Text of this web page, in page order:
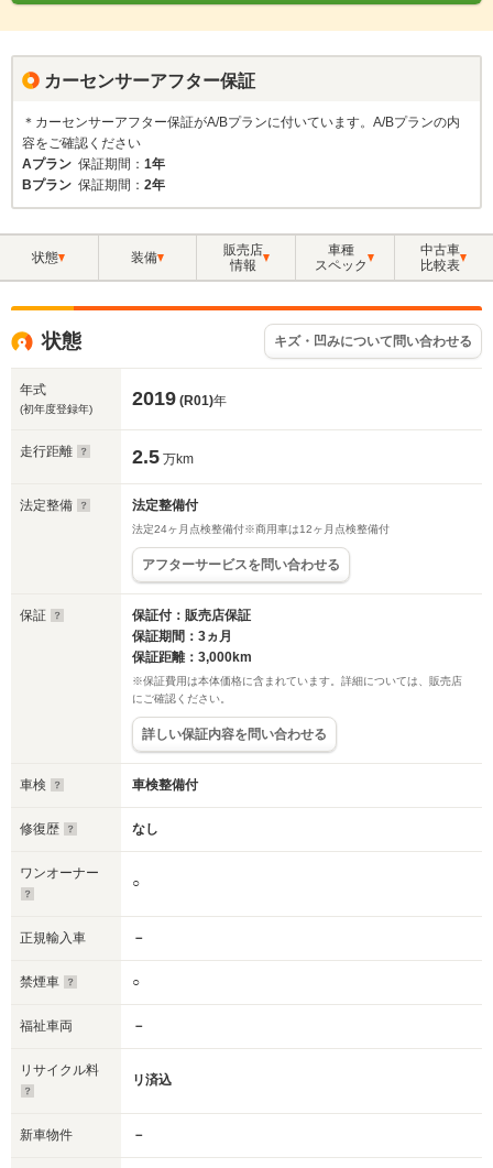
カーセンサーアフター保証
＊カーセンサーアフター保証がA/Bプランに付いています。A/Bプランの内
容をご確認ください
Aプラン 保証期間： 1年
Bプラン 保証期間： 2年
状態 装備
販売店
情報
車種
スペック
中古車
比較表
状態 キズ・凹みについて問い合わせる
年式
(初年度登録年) 2019 (R01)年
走行距離 2.5 万km
法定整備 法定整備付
法定24ヶ月点検整備付※商用車は12ヶ月点検整備付
アフターサービスを問い合わせる
保証
保証付：販売店保証
保証期間：3ヵ月
保証距離：3,000km
※保証費用は本体価格に含まれています。詳細については、販売店
にご確認ください。
詳しい保証内容を問い合わせる
車検 車検整備付
修復歴 なし
ワンオーナー
○
正規輸入車 －
禁煙車 ○
福祉車両 －
リサイクル料
リ済込
新車物件 －